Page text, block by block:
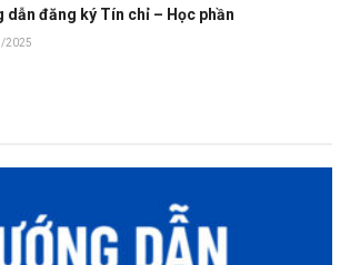
dẫn đăng ký Tín chỉ – Học phần
2025